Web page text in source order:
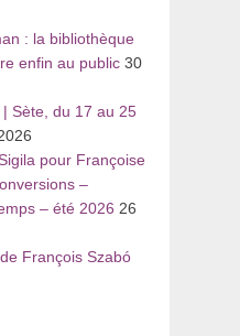
: la bibliothèque
enfin au public 30
| Sète, du 17 au 25
pour Françoise
–
– été 2026 26
François Szabó